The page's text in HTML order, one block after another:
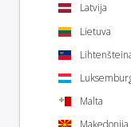
Latvija
Lietuva
Malta